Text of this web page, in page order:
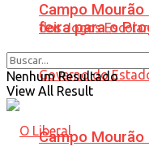
Campo
Campo
feira para o
Nenhum Resultado
View All Result